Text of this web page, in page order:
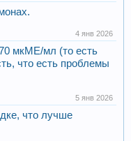
4 янв 2026
мкМЕ/мл (то есть
что есть проблемы
5 янв 2026
что лучше